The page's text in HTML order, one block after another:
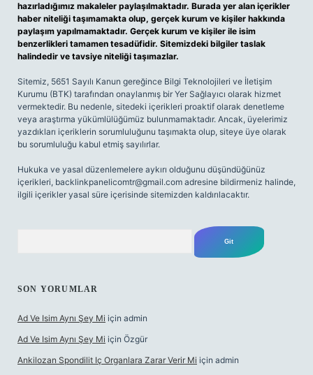
hazırladığımız makaleler paylaşılmaktadır. Burada yer alan içerikler
haber niteliği taşımamakta olup, gerçek kurum ve kişiler hakkında
paylaşım yapılmamaktadır. Gerçek kurum ve kişiler ile isim
benzerlikleri tamamen tesadüfidir. Sitemizdeki bilgiler taslak
halindedir ve tavsiye niteliği taşımazlar.
Sitemiz, 5651 Sayılı Kanun gereğince Bilgi Teknolojileri ve İletişim
Kurumu (BTK) tarafından onaylanmış bir Yer Sağlayıcı olarak hizmet
vermektedir. Bu nedenle, sitedeki içerikleri proaktif olarak denetleme
veya araştırma yükümlülüğümüz bulunmamaktadır. Ancak, üyelerimiz
yazdıkları içeriklerin sorumluluğunu taşımakta olup, siteye üye olarak
bu sorumluluğu kabul etmiş sayılırlar.
Hukuka ve yasal düzenlemelere aykırı olduğunu düşündüğünüz
içerikleri, backlinkpanelicomtr@gmail.com adresine bildirmeniz halinde,
ilgili içerikler yasal süre içerisinde sitemizden kaldırılacaktır.
SON YORUMLAR
Ad Ve Isim Aynı Şey Mi için admin
Ad Ve Isim Aynı Şey Mi için Özgür
Ankilozan Spondilit Iç Organlara Zarar Verir Mi için admin